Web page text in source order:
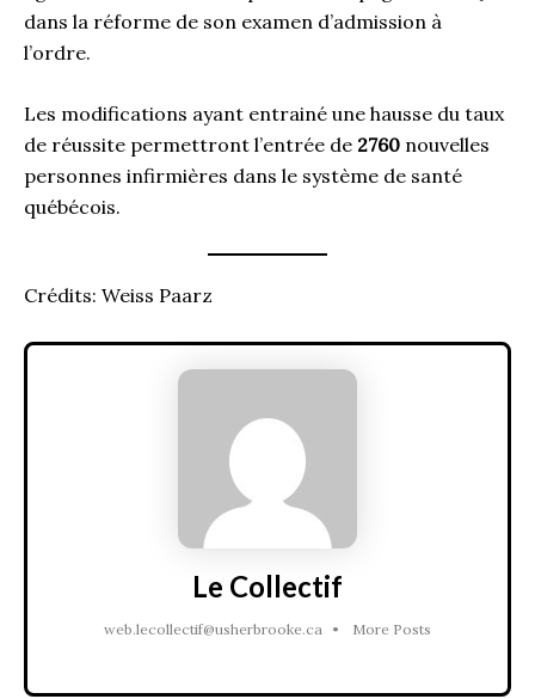
dans la réforme de son examen d’admission à
l’ordre.
Les modifications ayant entrainé une hausse du taux
de réussite permettront l’entrée de 2760 nouvelles
personnes infirmières dans le système de santé
québécois.
Crédits: Weiss Paarz
Le Collectif
web.lecollectif@usherbrooke.ca • More Posts